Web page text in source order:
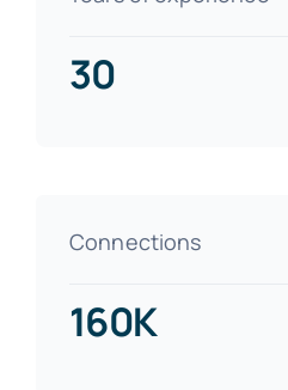
30
Connections
160K